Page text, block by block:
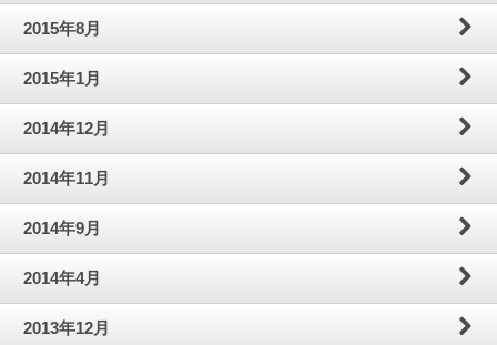
2015年8月
2015年1月
2014年12月
2014年11月
2014年9月
2014年4月
2013年12月